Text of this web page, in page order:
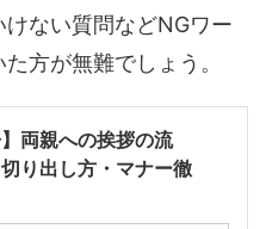
ない質問などNGワー
方が無難でしょう。
】両親への挨拶の流
り出し方・マナー徹